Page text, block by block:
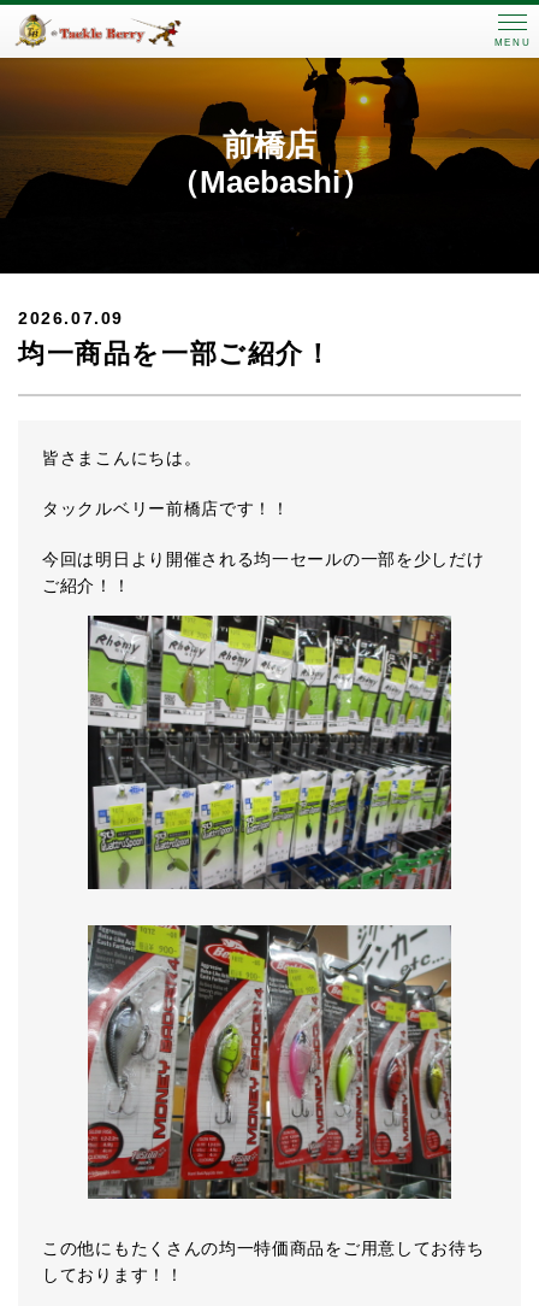
MENU
前橋店
（Maebashi）
2026.07.09
均一商品を一部ご紹介！
皆さまこんにちは。
タックルベリー前橋店です！！
今回は明日より開催される均一セールの一部を少しだけ
ご紹介！！
この他にもたくさんの均一特価商品をご用意してお待ち
しております！！